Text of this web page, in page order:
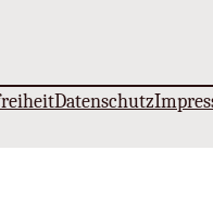
Datenschutz